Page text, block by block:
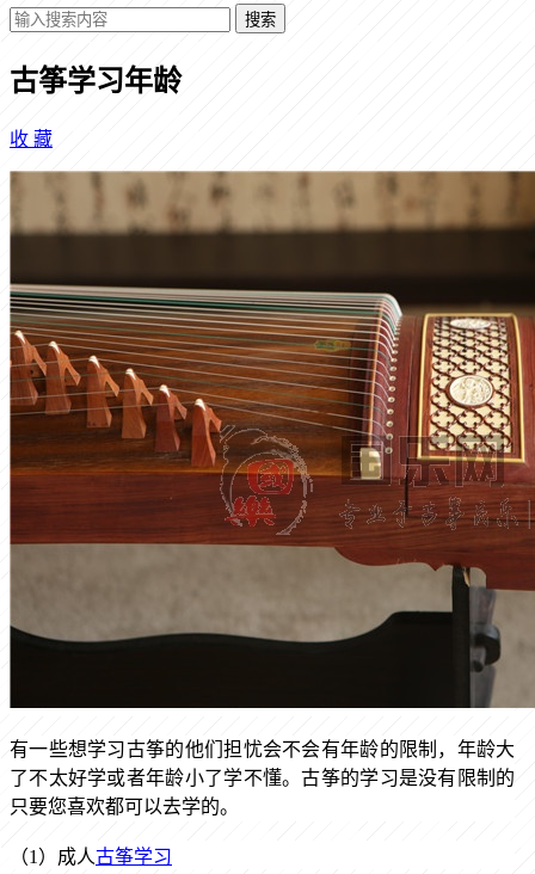
搜索
古筝学习年龄
收 藏
有一些想学习古筝的他们担忧会不会有年龄的限制，年龄大
了不太好学或者年龄小了学不懂。古筝的学习是没有限制的
只要您喜欢都可以去学的。
（1）成人古筝学习